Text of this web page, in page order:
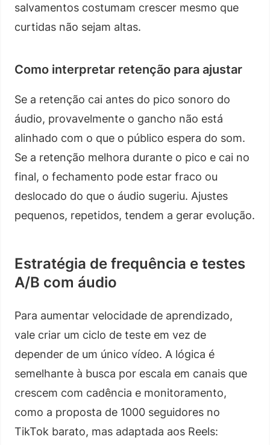
salvamentos costumam crescer mesmo que
curtidas não sejam altas.
Como interpretar retenção para ajustar
Se a retenção cai antes do pico sonoro do
áudio, provavelmente o gancho não está
alinhado com o que o público espera do som.
Se a retenção melhora durante o pico e cai no
final, o fechamento pode estar fraco ou
deslocado do que o áudio sugeriu. Ajustes
pequenos, repetidos, tendem a gerar evolução.
Estratégia de frequência e testes
A/B com áudio
Para aumentar velocidade de aprendizado,
vale criar um ciclo de teste em vez de
depender de um único vídeo. A lógica é
semelhante à busca por escala em canais que
crescem com cadência e monitoramento,
como a proposta de 1000 seguidores no
TikTok barato, mas adaptada aos Reels: